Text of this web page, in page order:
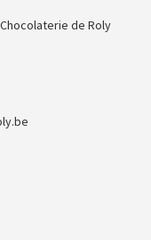
de Roly